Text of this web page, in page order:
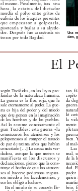
el mismo. Finalmente, tras una
hora, la estatua del dictador
mordía el polvo entre gritos de
euforia de los iraquíes presentes
que empezaron a golpearla,
pisotearla y bailar a su alrede-
dor. Después fue arrastrada en
trozos por todo Bagdad.
según Tucídides, en las leyes pro-
fundas de la naturaleza humana.
La guerra es la flor, roja, que le
sale eternamente al poder. La gue-
rra es hija del poder y del miedo
que éste genera en la imaginación
de los hombres y de los pueblos.
Así lo resume concisamente el
gran Tucídides: esta guerra «la
comenzaron los atenienses y los
peloponesios al romper el tratado
de paz de treinta años que habían
concertado [...] La causa más ver-
dadera, aunque la que menos se
manifiesta en los discursos y
declaraciones, pienso que la cons-
tituye el hecho de que los atenien-
ses al hacerse poderosos inspira-
ron miedo a los lacedemonios, y
eso les obligó a luchar».
En el miedo de su corazón lle-
tan
copito
da
ló
la
mente
bien.
al mal
Las
mal,
de la
dad.
poder
quien
brio,
El
Una
dam,